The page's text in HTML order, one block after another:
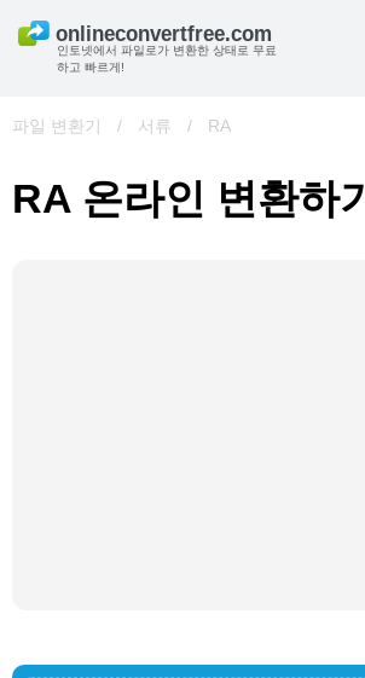
인토넷에서 파일로가 변환한 상태로 무료
하고 빠르게!
파일 변환기 / 서류 / RA
RA 온라인 변환하기